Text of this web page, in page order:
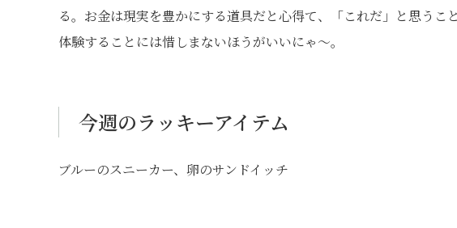
る。お金は現実を豊かにする道具だと心得て、「これだ」と思う
体験することには惜しまないほうがいいにゃ〜。
今週のラッキーアイテム
ブルーのスニーカー、卵のサンドイッチ